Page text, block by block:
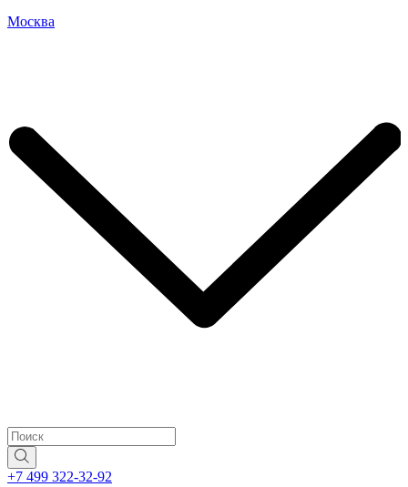
Москва
+7 499 322-32-92